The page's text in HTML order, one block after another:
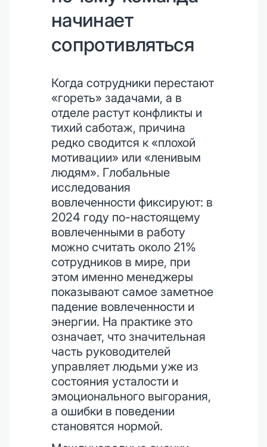
начинает
сопротивляться
Когда сотрудники перестают
«гореть» задачами, а в
отделе растут конфликты и
тихий саботаж, причина
редко сводится к «плохой
мотивации» или «ленивым
людям». Глобальные
исследования
вовлеченности фиксируют: в
2024 году по-настоящему
вовлеченными в работу
можно считать около 21%
сотрудников в мире, при
этом именно менеджеры
показывают самое заметное
падение вовлеченности и
энергии. На практике это
означает, что значительная
часть руководителей
управляет людьми уже из
состояния усталости и
эмоционального выгорания,
а ошибки в поведении
становятся нормой.